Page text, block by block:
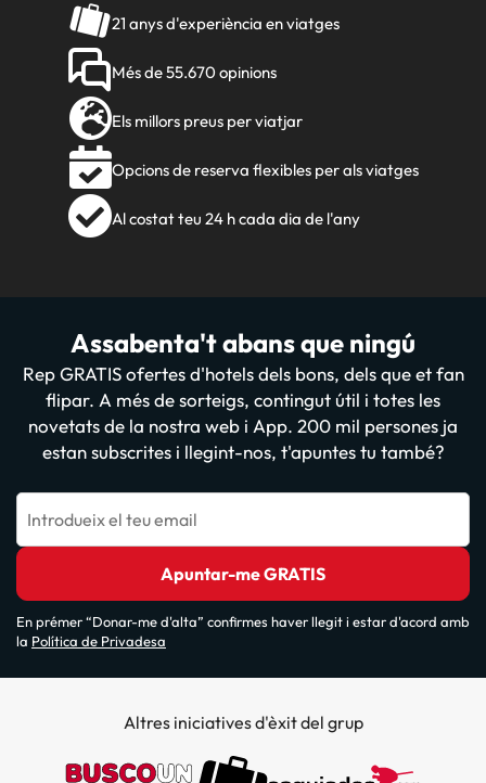
21 anys d'experiència en viatges
Més de 55.670 opinions
Els millors preus per viatjar
Opcions de reserva flexibles per als viatges
Al costat teu 24 h cada dia de l'any
Assabenta't abans que ningú
Rep GRATIS ofertes d'hotels dels bons, dels que et fan
flipar. A més de sorteigs, contingut útil i totes les
novetats de la nostra web i App. 200 mil persones ja
estan subscrites i llegint-nos, t'apuntes tu també?
Introdueix el teu email
Apuntar-me GRATIS
En prémer “Donar-me d'alta” confirmes haver llegit i estar d'acord amb
la Política de Privadesa
Altres iniciatives d'èxit del grup